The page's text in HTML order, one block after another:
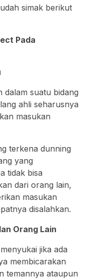
simak berikut
Pada
dalam suatu bidang
ahli seharusnya
masukan
terkena dunning
yang
tidak bisa
dari orang lain,
masukan
disalahkan.
Orang Lain
jika ada
membicarakan
temannya ataupun